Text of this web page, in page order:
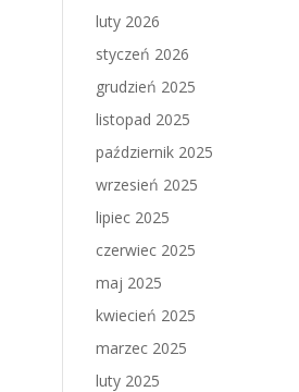
luty 2026
styczeń 2026
grudzień 2025
listopad 2025
październik 2025
wrzesień 2025
lipiec 2025
czerwiec 2025
maj 2025
kwiecień 2025
marzec 2025
luty 2025